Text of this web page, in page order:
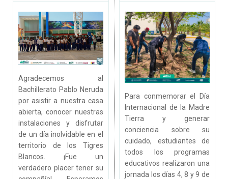
Agradecemos al
Bachillerato Pablo Neruda
por asistir a nuestra casa
abierta, conocer nuestras
instalaciones y disfrutar
de un día inolvidable en el
territorio de los Tigres
Blancos. ¡Fue un
verdadero placer tener su
Para conmemorar el Día
Internacional de la Madre
Tierra y generar
conciencia sobre su
cuidado, estudiantes de
todos los programas
educativos realizaron una
jornada los días 4, 8 y 9 de